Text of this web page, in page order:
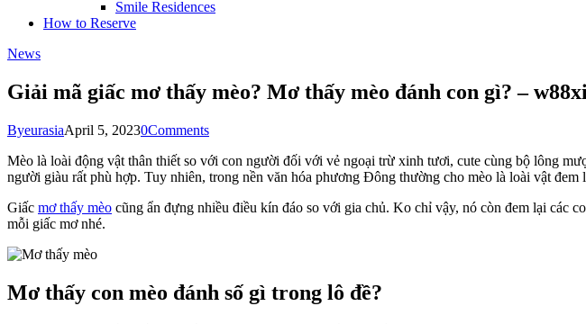
Smile Residences
How to Reserve
News
Giải mã giấc mơ thấy mèo? Mơ thấy mèo đánh con gì? –
ByeurasiaApril 5, 20230Comments
Mèo là loài động vật thân thiết so với con người đối với vẻ ngoại trừ xinh tươi, cute cùng bộ lông
người giàu rất phù hợp. Tuy nhiên, trong nền văn hóa phương Đông thường cho mèo là loài vật
Giấc mơ thấy mèo cũng ẩn đựng nhiều điều kín đáo so với gia chủ. Ko chỉ vậy, nó còn đem lại các
mỗi giấc mơ nhé.
Mơ thấy con mèo đánh số gì trong lô đề?